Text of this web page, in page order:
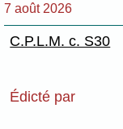
7 août 2026
C.P.L.M. c. S30
Édicté par